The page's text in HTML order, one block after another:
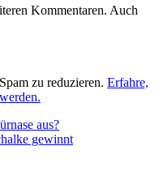
Kommentaren. Auch
zu reduzieren. Erfahre,
aus?
gewinnt